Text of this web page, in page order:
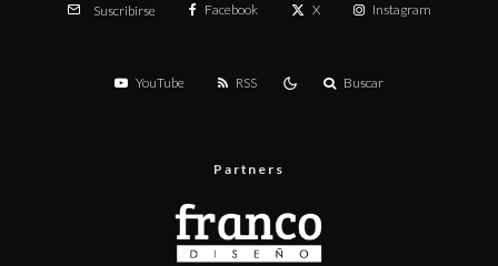
Suscribirse Facebook X Instagram
YouTube RSS Buscar
Partners